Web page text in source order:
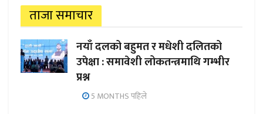
ताजा समाचार
नयाँ दलको बहुमत र मधेशी दलितको
उपेक्षा : समावेशी लोकतन्त्रमाथि गम्भीर
प्रश्न
5 MONTHS पहिले